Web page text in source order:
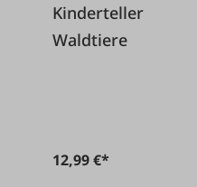
Kinderteller
Waldtiere
12,99 €*